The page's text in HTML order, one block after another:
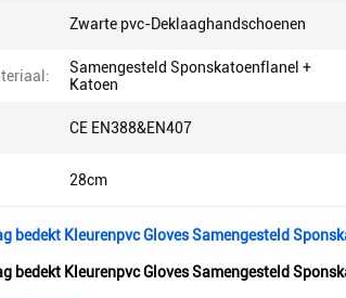
Zwarte pvc-Deklaaghandschoenen
Samengesteld Sponskatoenflanel +
Katoen
CE EN388&EN407
28cm
bedekt Kleurenpvc Gloves Samengesteld
bedekt Kleurenpvc Gloves Samengesteld